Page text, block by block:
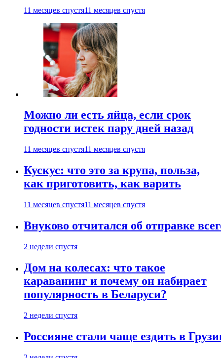
11 месяцев спустя11 месяцев спустя
Можно ли есть яйца, если срок
годности истек пару дней назад
11 месяцев спустя11 месяцев спустя
Кускус: что это за крупа, польза,
как приготовить, как варить
11 месяцев спустя11 месяцев спустя
Внуково отчитался об отправке
2 недели спустя
Дом на колесах: что такое
караванинг и почему он набирает
популярность в Беларуси?
2 недели спустя
Россияне стали чаще ездить в